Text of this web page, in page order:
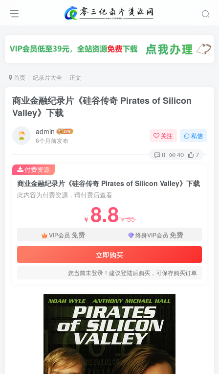
首页 纪录片大全 正文
商业金融纪录片《硅谷传奇 Pirates of Silicon
Valley》下载
admin
6个月前发布
关注 私信
0 40 7
商业金融纪录片《硅谷传奇 Pirates of Silicon Valley》下载
此内容为付费资源，请付费后查看
￥ 8.8￥35
VIP会员 免费 终身VIP会员 免费
立即购买
您当前未登录！建议登陆后购买，可保存购买订单
付费资源